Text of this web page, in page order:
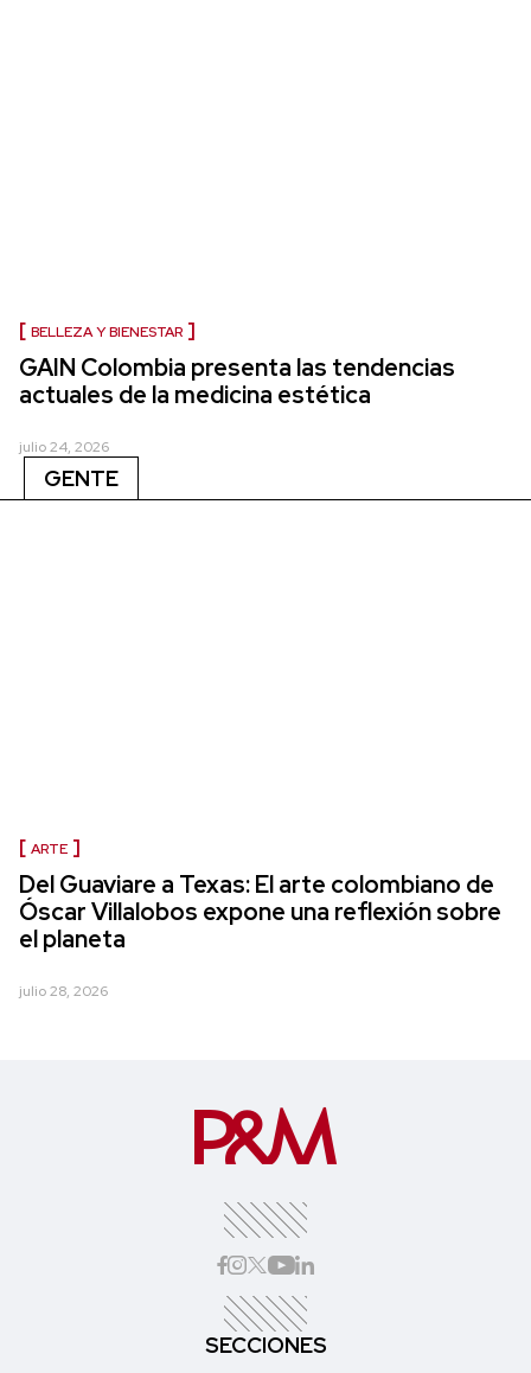
BELLEZA Y BIENESTAR
GAIN Colombia presenta las tendencias
actuales de la medicina estética
julio 24, 2026
GENTE
ARTE
Del Guaviare a Texas: El arte colombiano de
Óscar Villalobos expone una reflexión sobre
el planeta
julio 28, 2026
SECCIONES